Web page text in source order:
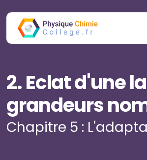
to
content
2. Eclat d'une
grandeurs
Chapitre 5 :